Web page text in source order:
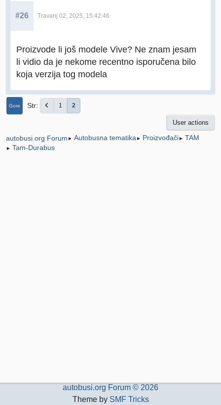
#26 Travanj 02, 2025, 15:42:46
Proizvode li još modele Vive? Ne znam jesam
li vidio da je nekome recentno isporučena bilo
koja verzija tog modela
Gore Str 1 2
User actions
autobusi.org Forum ► Autobusna tematika ► Proizvođači► TAM
► Tam-Durabus
autobusi.org Forum © 2026
Theme by SMF Tricks